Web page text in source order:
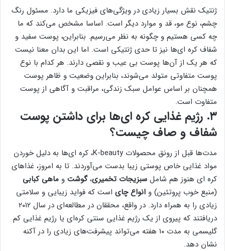
ژنتیک نقش بسیار زیادی در ویژگی‌های فیزیکی ما دارد. مسئول رنگ
چشم، نوع مو، قد و موارد دیگر است. اساسا مشخص می‌کند که ما
چه کسی هستیم و چگونه به نظر می‌رسیم. بنابراین، پوست سفید و
شفاف کره ای‌ها نیز تا حدی ژنتیکی است. اما این بدان معنا نیست
که هر یک از آن‌ها پوست بی عیب و نقصی دارند. هر کدام با نوع
پوست متفاوتی متولد می‌شوند، بنابراین وضعیت و ظاهر پوست
همچنان بر اساس عوامل سبک زندگی، مراقبت و آگاهی از پوست
متفاوت است.
۳. رژیم غذایی کره ای‌ها برای داشتن پوست
شفاف و صاف چیست؟
مدت‌ها قبل از رونق محصولات K-beauty، کره ای‌ها به دلیل خوردن
مواد غذایی خاص پوستی زیبا بدست می‌آوردند. تا به امروز، غذاهای
کره ای هنوز هم شامل سبزیجات تخمیری،گوشت و ماهی کبابی
(منبع خوب پروتئین) و انواع چای است که فواید زیبایی و سلامتی
زیادی را به همراه دارد. در واقع، محققان در مطالعه‌ای در سال ۲۰۱۲
دریافتند که پیروی از یک رژیم غذایی سنتی کره‌ای یا رژیم غذایی کم
گلیسمی ‌به مدت ۱۰ هفته می‌تواند پیشرفت‌های زیادی را در آکنه
نشان دهد.